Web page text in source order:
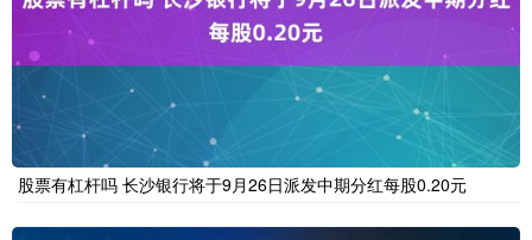
股票有杠杆吗 长沙银行将于9月26日派发中期分红每股0.20元